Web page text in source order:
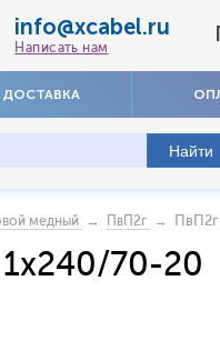
info@xcabel.ru
Написать нам
ДОСТАВКА
медный → ПвП2г → ПвП2г
70-20